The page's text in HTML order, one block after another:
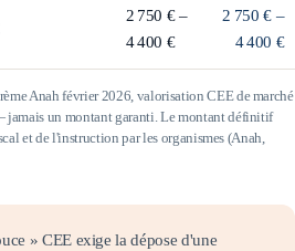
2 750 € –
4 400 €
2 750 € –
4 400 €
Anah février 2026, valorisation CEE de marché
jamais un montant garanti. Le montant définitif
et de l'instruction par les organismes (Anah,
» CEE exige la dépose d'une